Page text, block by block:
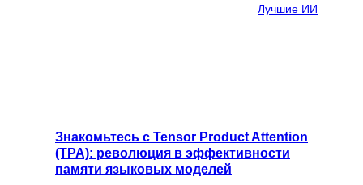
Лучшие ИИ
Знакомьтесь с Tensor Product Attention
(TPA): революция в эффективности
памяти языковых моделей